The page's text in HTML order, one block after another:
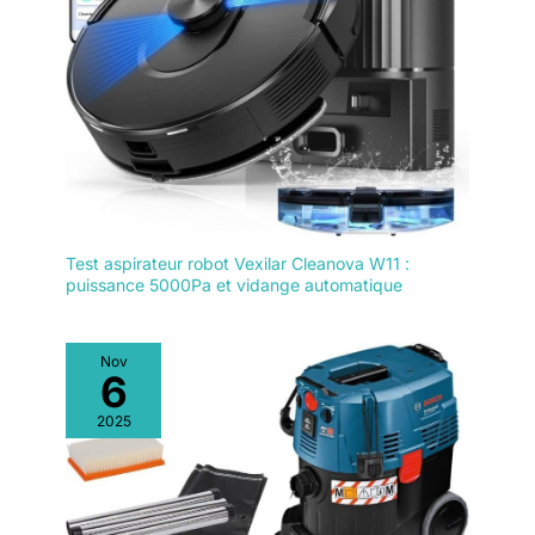
Test aspirateur robot Vexilar Cleanova W11 :
puissance 5000Pa et vidange automatique
Nov
6
2025